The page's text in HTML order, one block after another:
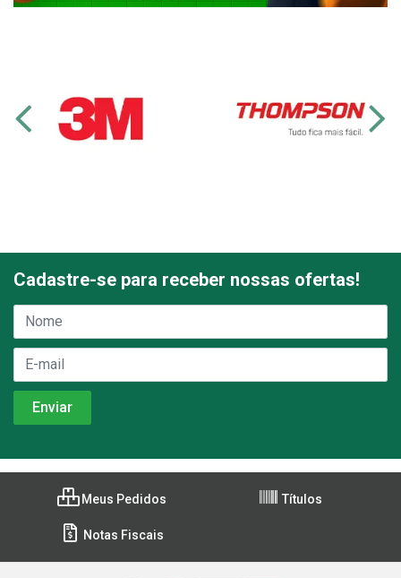
Cadastre-se para receber nossas ofertas!
Meus Pedidos Títulos
Notas Fiscais